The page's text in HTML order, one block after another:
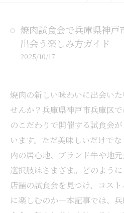
焼肉試食会で兵庫県神戸
出会う楽しみ方ガイド
2025/10/17
焼肉の新しい味わいに出会い
せんか？兵庫県神戸市兵庫区
のこだわりで開催する試食会
います。ただ美味しいだけで
内の居心地、ブランド牛や地元
選択肢はさまざま。どのよう
店舗の試食会を見つけ、コス
に楽しむのか―本記事では、